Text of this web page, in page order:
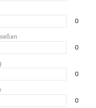
0
0
0
0